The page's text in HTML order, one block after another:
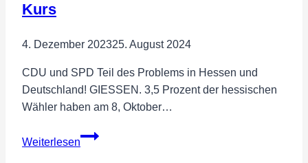
Kurs
4. Dezember 202325. August 2024
CDU und SPD Teil des Problems in Hessen und
Deutschland! GIESSEN. 3,5 Prozent der hessischen
Wähler haben am 8, Oktober…
Weiterlesen
FREIE